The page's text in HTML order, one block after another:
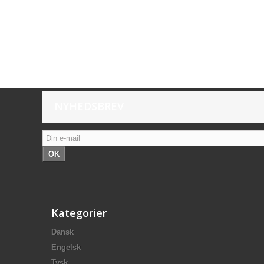
OK
Kategorier
Dansk
Engelsk